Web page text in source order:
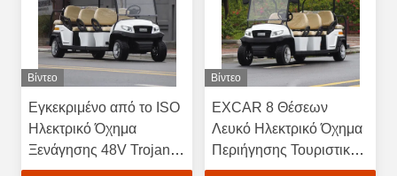
Βίντεο
Εγκεκριμένο από το ISO
Ηλεκτρικό Όχημα
Ξενάγησης 48V Trojan
Battery για Επιβάτες με
Βίντεο
EXCAR 8 Θέσεων
Λευκό Ηλεκτρικό Όχημα
Περιήγησης Τουριστικό
Λεωφορείο με